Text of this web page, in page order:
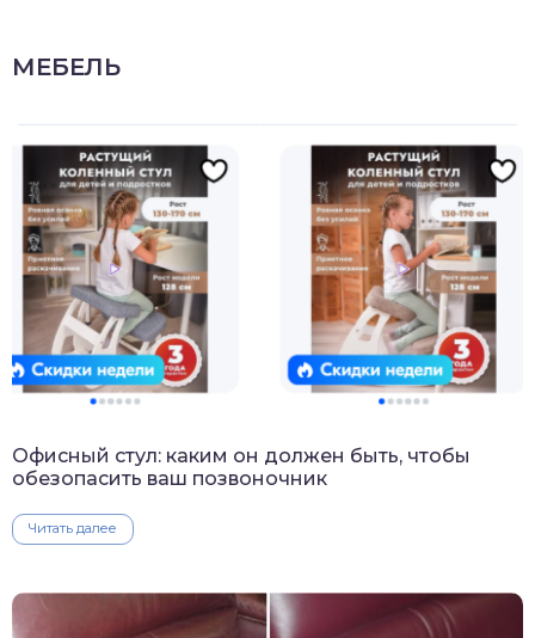
МЕБЕЛЬ
Офисный стул: каким он должен быть, чтобы
обезопасить ваш позвоночник
Читать далее